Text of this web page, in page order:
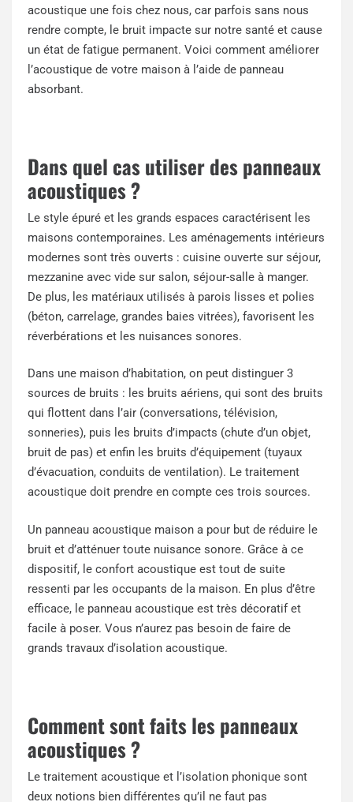
acoustique une fois chez nous, car parfois sans nous
rendre compte, le bruit impacte sur notre santé et cause
un état de fatigue permanent. Voici comment améliorer
l’acoustique de votre maison à l’aide de panneau
absorbant.
Dans quel cas utiliser des panneaux
acoustiques ?
Le style épuré et les grands espaces caractérisent les
maisons contemporaines. Les aménagements intérieurs
modernes sont très ouverts : cuisine ouverte sur séjour,
mezzanine avec vide sur salon, séjour-salle à manger.
De plus, les matériaux utilisés à parois lisses et polies
(béton, carrelage, grandes baies vitrées), favorisent les
réverbérations et les nuisances sonores.
Dans une maison d’habitation, on peut distinguer 3
sources de bruits : les bruits aériens, qui sont des bruits
qui flottent dans l’air (conversations, télévision,
sonneries), puis les bruits d’impacts (chute d’un objet,
bruit de pas) et enfin les bruits d’équipement (tuyaux
d’évacuation, conduits de ventilation). Le traitement
acoustique doit prendre en compte ces trois sources.
Un panneau acoustique maison a pour but de réduire le
bruit et d’atténuer toute nuisance sonore. Grâce à ce
dispositif, le confort acoustique est tout de suite
ressenti par les occupants de la maison. En plus d’être
efficace, le panneau acoustique est très décoratif et
facile à poser. Vous n’aurez pas besoin de faire de
grands travaux d’isolation acoustique.
Comment sont faits les panneaux
acoustiques ?
Le traitement acoustique et l’isolation phonique sont
deux notions bien différentes qu’il ne faut pas